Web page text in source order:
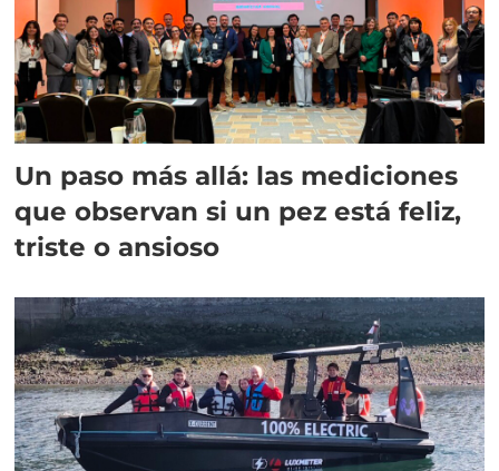
Un paso más allá: las mediciones
que observan si un pez está feliz,
triste o ansioso